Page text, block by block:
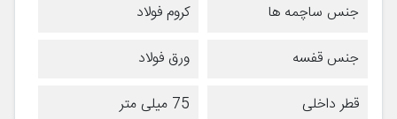
جنس ساچمه ها
کروم فولاد
جنس قفسه
ورق فولاد
قطر داخلی
75 میلی متر